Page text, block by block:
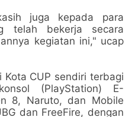
juga kepada para
telah bekerja secara
kegiatan ini," ucap
Kota CUP sendiri terbagi
(PlayStation) E-
8, Naruto, dan Mobile
dan FreeFire, dengan